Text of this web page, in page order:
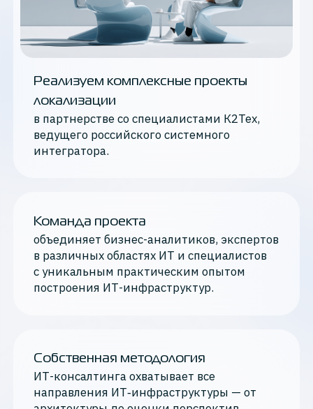
Реализуем комплексные проекты
локализации
в партнерстве со специалистами К2Тех,
ведущего российского системного
интегратора.
Команда проекта
объединяет бизнес-аналитиков, экспертов
в различных областях ИТ и специалистов
с уникальным практическим опытом
построения ИТ-инфраструктур.
Собственная методология
ИТ-консалтинга охватывает все
направления ИТ‑инфраструктуры — от